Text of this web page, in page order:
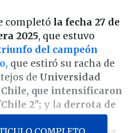
completó la fecha 27 de
2025, que estuvo
del campeón
que estiró su racha de
de Universidad
Chile, que intensificaron
2"; y la derrota de
ante Colo Colo, que